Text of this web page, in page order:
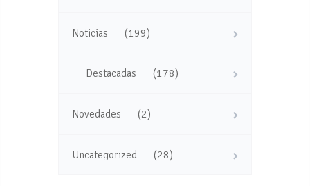
Noticias (199)
Destacadas (178)
Novedades (2)
Uncategorized (28)